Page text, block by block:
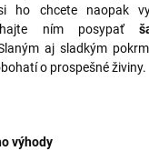
ho chcete naopak
ním posypať
aj sladkým
o prospešné živiny.
výhody